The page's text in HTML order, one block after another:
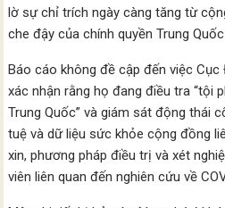
lờ sự chỉ trích ngày càng tăng từ
che đậy của chính quyền Trung
Báo cáo không đề cập đến việc Cục
xác nhận rằng họ đang điều tra “tội
Trung Quốc” và giám sát động thái
tuệ và dữ liệu sức khỏe cộng đồng
xin, phương pháp điều trị và xét
viên liên quan đến nghiên cứu về